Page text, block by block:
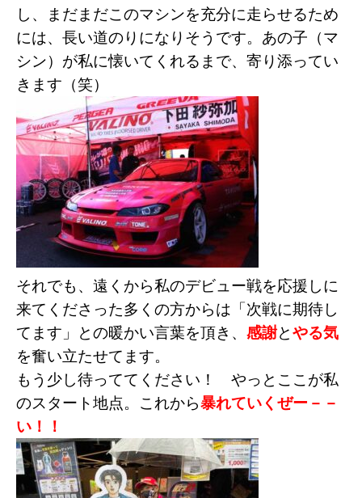
し、まだまだこのマシンを充分に走らせるため
には、長い道のりになりそうです。あの子（マ
シン）が私に懐いてくれるまで、寄り添ってい
きます（笑）
それでも、遠くから私のデビュー戦を応援しに
来てくださった多くの方からは「次戦に期待し
てます」との暖かい言葉を頂き、 感謝とやる気
を奮い立たせてます。
もう少し待っててください！ やっとここが私
のスタート地点。これから暴れていくぜー－－
い！！